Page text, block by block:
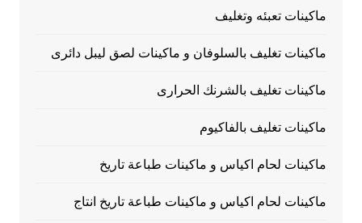
ماكينات تعبئه وتغليف
ماكينات تغليف بالسلوفان و ماكينات لصق ليبل دائرى
ماكينات تغليف بالشرنك الحرارى
ماكينات تغليف بالفاكيوم
ماكينات لحام اكياس و ماكينات طباعة تاريخ
ماكينات لحام اكياس و ماكينات طباعة تاريخ انتاج